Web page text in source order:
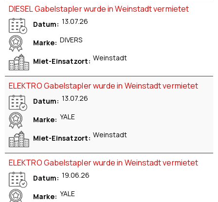
DIESEL Gabelstapler wurde in Weinstadt vermietet
Datum 13.07.26
Marke DIVERS
Miet-Einsatzort Weinstadt
ELEKTRO Gabelstapler wurde in Weinstadt vermietet
Datum 13.07.26
Marke YALE
Miet-Einsatzort Weinstadt
ELEKTRO Gabelstapler wurde in Weinstadt vermietet
Datum 19.06.26
Marke YALE